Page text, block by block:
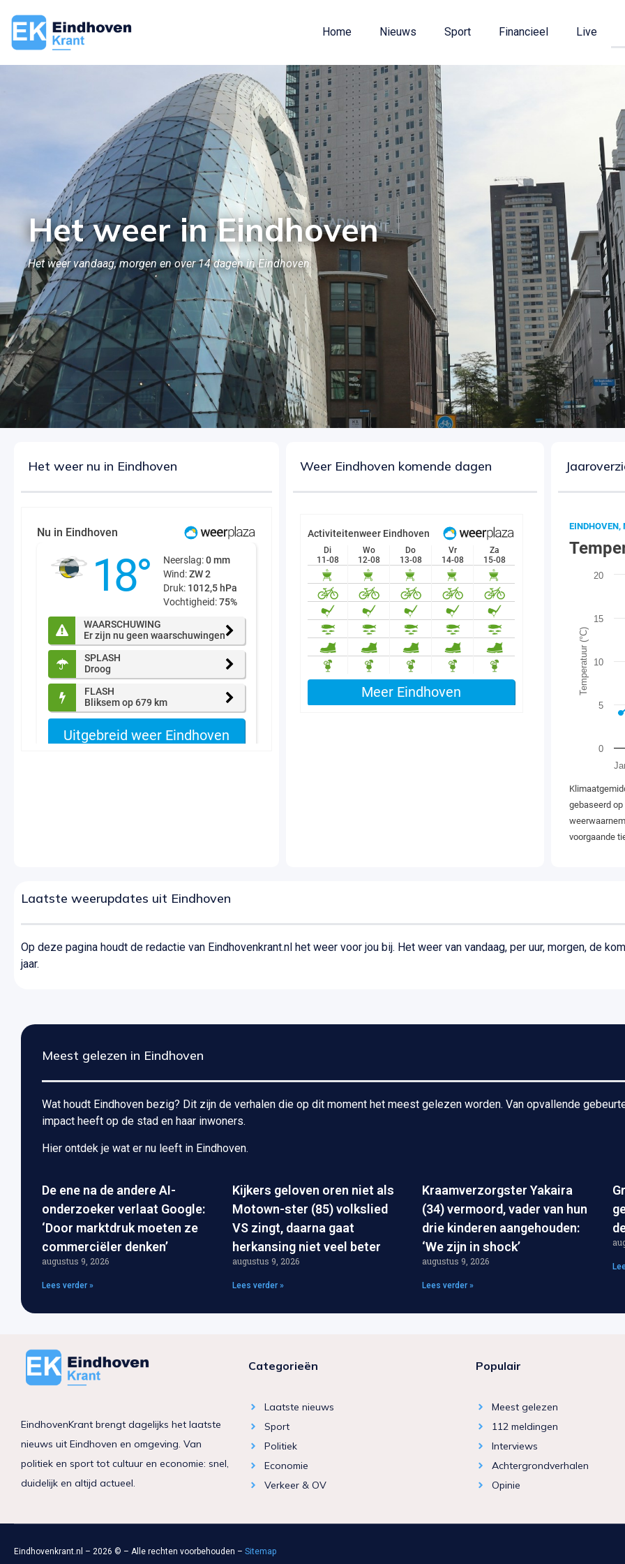
Home Nieuws Sport Financieel Live
Het weer in Eindhoven
Het weer vandaag, morgen en over 14 dagen in Eindhoven.
Het weer nu in Eindhoven Weer Eindhoven komende dagen
Laatste weerupdates uit Eindhoven
Op deze pagina houdt de redactie van Eindhovenkrant.nl het weer voor jou bij. Het weer van vandaag, per uur, morgen, de
jaar.
Meest gelezen in Eindhoven
Wat houdt Eindhoven bezig? Dit zijn de verhalen die op dit moment het meest gelezen worden. Van opvallende
impact heeft op de stad en haar inwoners.
Hier ontdek je wat er nu leeft in Eindhoven.
De ene na de andere AI-
onderzoeker verlaat Google:
‘Door marktdruk moeten ze
commerciëler denken’
augustus 9, 2026
Lees verder »
Kijkers geloven oren niet als
Motown-ster (85) volkslied
VS zingt, daarna gaat
herkansing niet veel beter
augustus 9, 2026
Lees verder »
Kraamverzorgster Yakaira
(34) vermoord, vader van hun
drie kinderen aangehouden:
‘We zijn in shock’
augustus 9, 2026
Lees verder »
EindhovenKrant brengt dagelijks het laatste
nieuws uit Eindhoven en omgeving. Van
politiek en sport tot cultuur en economie: snel,
duidelijk en altijd actueel.
Categorieën
Laatste nieuws
Sport
Politiek
Economie
Verkeer & OV
Populair
Meest gelezen
112 meldingen
Interviews
Achtergrondverhalen
Opinie
Eindhovenkrant.nl – 2026 © – Alle rechten voorbehouden – Sitemap